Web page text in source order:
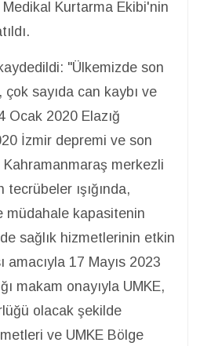
Kurtarma Ekibi'nin
"Ülkemizde son
çok sayıda can kaybı ve
Ocak 2020 Elazığ
İzmir depremi ve son
merkezli
ışığında,
müdahale kapasitenin
sağlık hizmetlerinin etkin
amacıyla 17 Mayıs 2023
makam onayıyla UMKE,
olacak şekilde
ve UMKE Bölge